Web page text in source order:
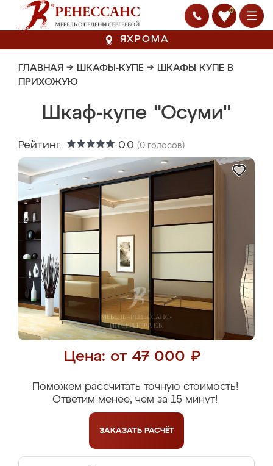
0
ЯХРОМА
ГЛАВНАЯ → ШКАФЫ-КУПЕ → ШКАФЫ КУПЕ В
ПРИХОЖУЮ
Шкаф-купе "Осуми"
Рейтинг: 0.0 (0 голосов)
Цена: от 47 000 ₽
Поможем рассчитать точную стоимость!
Ответим менее, чем за 15 минут!
ЗАКАЗАТЬ РАСЧЁТ